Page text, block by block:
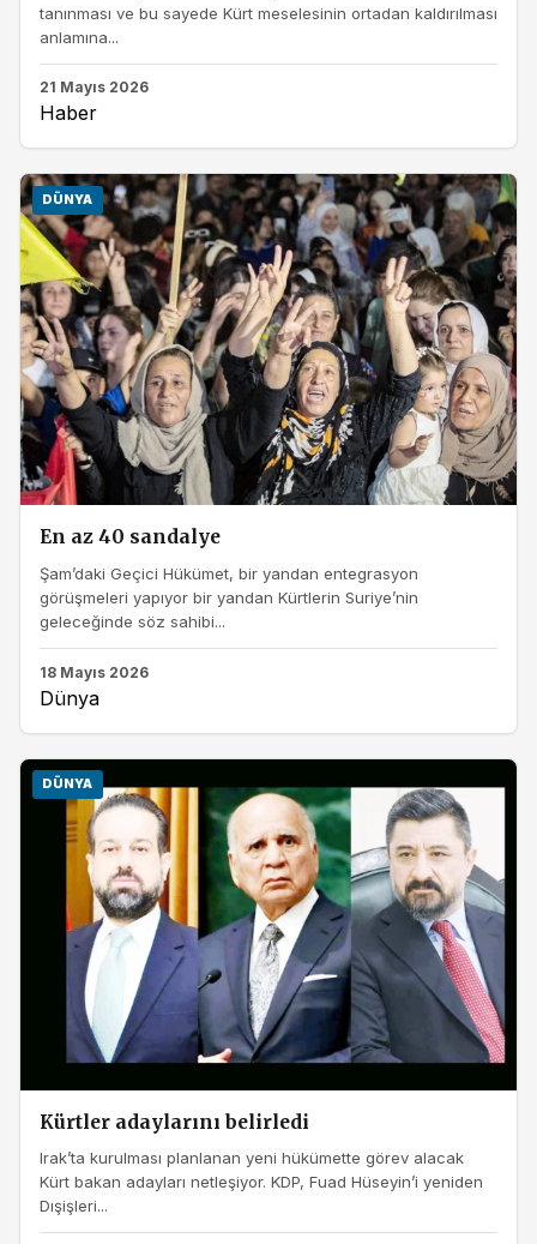
tanınması ve bu sayede Kürt meselesinin ortadan kaldırılması
anlamına...
21 Mayıs 2026
Haber
DÜNYA
En az 40 sandalye
Şam’daki Geçici Hükümet, bir yandan entegrasyon
görüşmeleri yapıyor bir yandan Kürtlerin Suriye’nin
geleceğinde söz sahibi...
18 Mayıs 2026
Dünya
DÜNYA
Kürtler adaylarını belirledi
Irak’ta kurulması planlanan yeni hükümette görev alacak
Kürt bakan adayları netleşiyor. KDP, Fuad Hüseyin’i yeniden
Dışişleri...